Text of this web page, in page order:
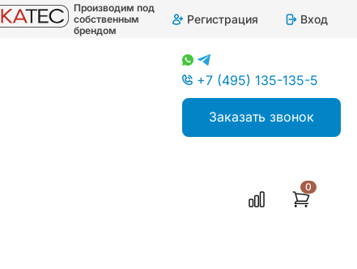
Производим под
собственным
брендом
Регистрация Вход
+7 (495) 135-135-5
Заказать звонок
0